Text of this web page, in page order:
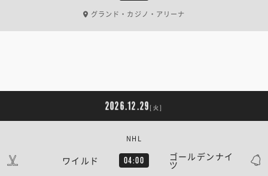
グランド・カジノ・アリーナ
2026.12.29 [火]
ワイルド 04:00 ゴールデンナイ
ツ
NHL